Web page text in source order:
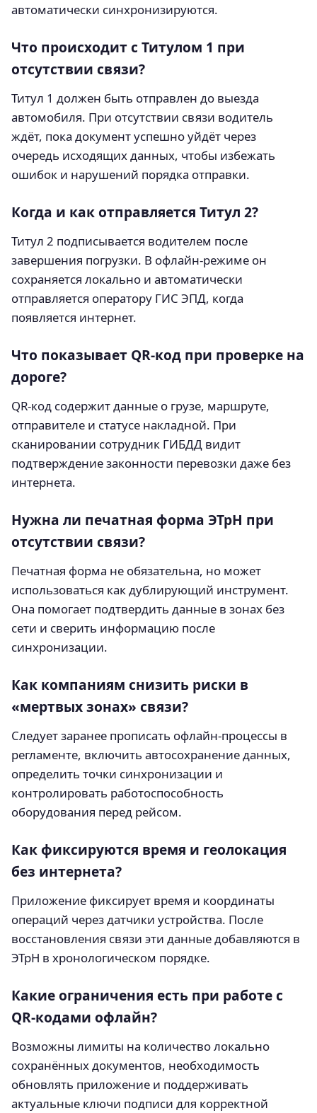
автоматически синхронизируются.
Что происходит с Титулом 1 при
отсутствии связи?
Титул 1 должен быть отправлен до выезда
автомобиля. При отсутствии связи водитель
ждёт, пока документ успешно уйдёт через
очередь исходящих данных, чтобы избежать
ошибок и нарушений порядка отправки.
Когда и как отправляется Титул 2?
Титул 2 подписывается водителем после
завершения погрузки. В офлайн-режиме он
сохраняется локально и автоматически
отправляется оператору ГИС ЭПД, когда
появляется интернет.
Что показывает QR-код при проверке на
дороге?
QR-код содержит данные о грузе, маршруте,
отправителе и статусе накладной. При
сканировании сотрудник ГИБДД видит
подтверждение законности перевозки даже без
интернета.
Нужна ли печатная форма ЭТрН при
отсутствии связи?
Печатная форма не обязательна, но может
использоваться как дублирующий инструмент.
Она помогает подтвердить данные в зонах без
сети и сверить информацию после
синхронизации.
Как компаниям снизить риски в
«мертвых зонах» связи?
Следует заранее прописать офлайн-процессы в
регламенте, включить автосохранение данных,
определить точки синхронизации и
контролировать работоспособность
оборудования перед рейсом.
Как фиксируются время и геолокация
без интернета?
Приложение фиксирует время и координаты
операций через датчики устройства. После
восстановления связи эти данные добавляются в
ЭТрН в хронологическом порядке.
Какие ограничения есть при работе с
QR-кодами офлайн?
Возможны лимиты на количество локально
сохранённых документов, необходимость
обновлять приложение и поддерживать
актуальные ключи подписи для корректной